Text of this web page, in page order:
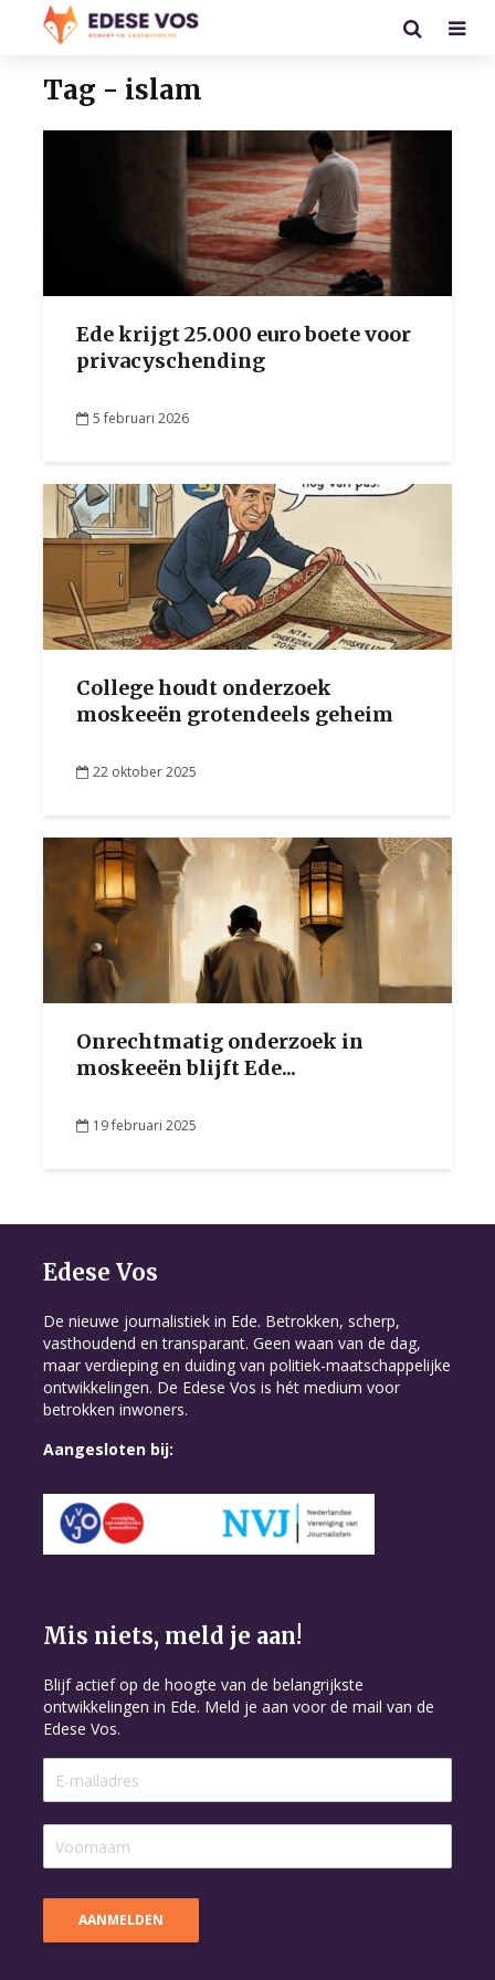
Tag - islam
Ede krijgt 25.000 euro boete voor
privacyschending
5 februari 2026
College houdt onderzoek
moskeeën grotendeels geheim
22 oktober 2025
Onrechtmatig onderzoek in
moskeeën blijft Ede...
19 februari 2025
Edese Vos
De nieuwe journalistiek in Ede. Betrokken, scherp,
vasthoudend en transparant. Geen waan van de dag,
maar verdieping en duiding van politiek-maatschappelijke
ontwikkelingen. De Edese Vos is hét medium voor
betrokken inwoners.
Aangesloten bij:
Mis niets, meld je aan!
Blijf actief op de hoogte van de belangrijkste
ontwikkelingen in Ede. Meld je aan voor de mail van de
Edese Vos.